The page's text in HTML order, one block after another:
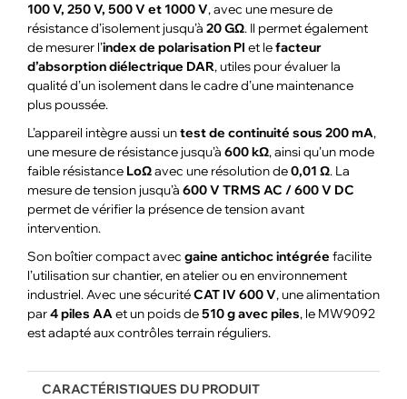
100 V, 250 V, 500 V et 1000 V, avec une mesure de
résistance d’isolement jusqu’à 20 GΩ. Il permet également
de mesurer l’index de polarisation PI et lefacteur
d’absorption diélectrique DAR, utiles pour évaluer la
qualité d’un isolement dans le cadre d’une maintenance
plus poussée.
L’appareil intègre aussi untest de continuité sous 200 mA,
une mesure de résistance jusqu’à 600 kΩ, ainsi qu’un mode
faible résistance LoΩavec une résolution de0,01 Ω. La
mesure de tension jusqu’à 600 V TRMS AC / 600 V DC
permet de vérifier la présence de tension avant
intervention.
Son boîtier compact avec gaine antichoc intégrée facilite
l’utilisation sur chantier, en atelier ou en environnement
industriel. Avec une sécuritéCAT IV 600 V, une alimentation
par4 piles AAet un poids de510 g avec piles, le MW9092
est adapté aux contrôles terrain réguliers.
CARACTÉRISTIQUES DU PRODUIT